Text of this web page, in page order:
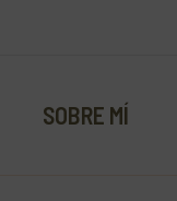
SOBRE MÍ